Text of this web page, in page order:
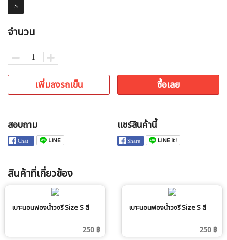
S
จำนวน
เพิ่มลงรถเข็น ซื้อเลย
สอบถาม แชร์สินค้านี้
สินค้าที่เกี่ยวข้อง
เบาะนอนฟองน้ำวงรี Size S สี
250 ฿
เบาะนอนฟองน้ำวงรี Size S สี
250 ฿